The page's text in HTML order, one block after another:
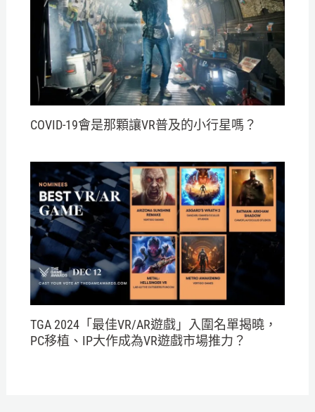
COVID-19會是那顆讓VR普及的小行星嗎？
TGA 2024「最佳VR/AR遊戲」入圍名單揭曉，
PC移植、IP大作成為VR遊戲市場推力？